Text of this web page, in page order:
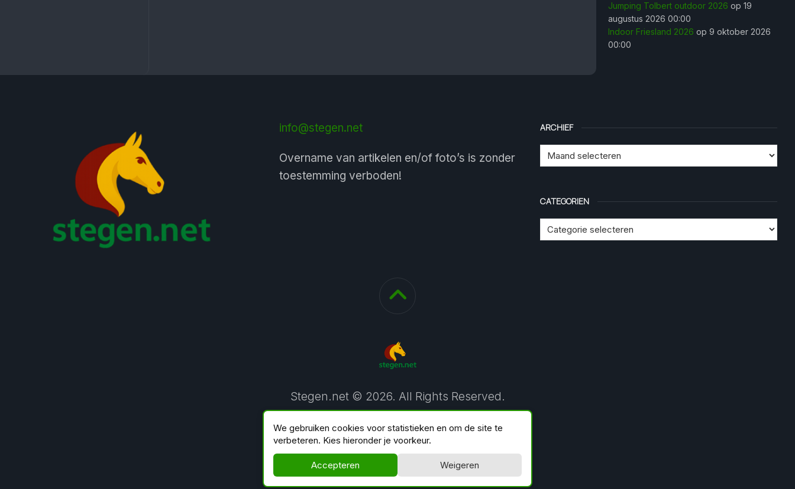
Jumping Tolbert outdoor 2026 op 19
augustus 2026 00:00
Indoor Friesland 2026 op 9 oktober 2026
00:00
info@stegen.net
Overname van artikelen en/of foto’s is zonder
toestemming verboden!
ARCHIEF
CATEGORIEN
Stegen.net © 2026. All Rights Reserved.
We gebruiken cookies voor statistieken en om de site te
verbeteren. Kies hieronder je voorkeur.
Accepteren Weigeren